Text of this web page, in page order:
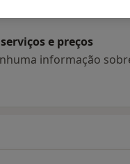
e preços
informação